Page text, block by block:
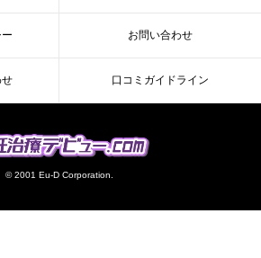
お問い合わせ
口コミガイドライン
© 2001 Eu-D Corporation.